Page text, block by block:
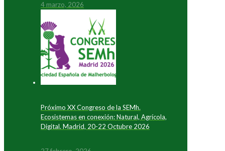
4 marzo, 2026
Próximo XX Congreso de la SEMh.
Ecosistemas en conexión: Natural, Agrícola,
Digital. Madrid, 20-22 Octubre 2026